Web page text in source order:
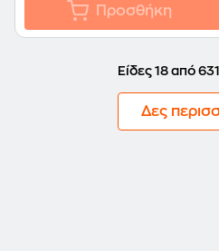
Προσθήκη
Είδες 18 από
Δες